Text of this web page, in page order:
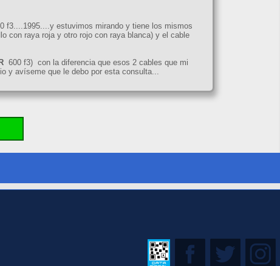
f3....1995....y estuvimos mirando y tiene los mismos
con raya roja y otro rojo con raya blanca) y el cable
600 f3) con la diferencia que esos 2 cables que mi
y avíseme que le debo por esta consulta...